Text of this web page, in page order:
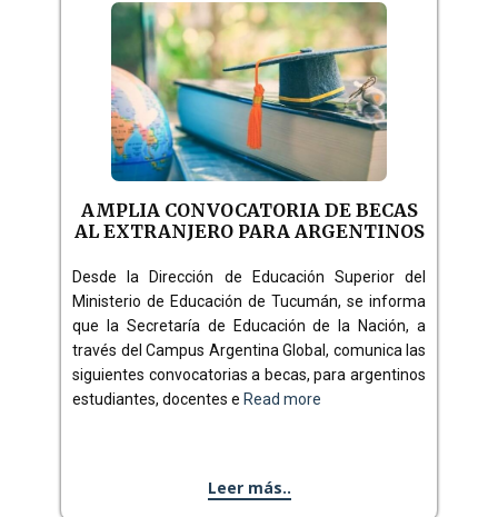
AMPLIA CONVOCATORIA DE BECAS
AL EXTRANJERO PARA ARGENTINOS
Desde la Dirección de Educación Superior del
Ministerio de Educación de Tucumán, se informa
que la Secretaría de Educación de la Nación, a
través del Campus Argentina Global, comunica las
siguientes convocatorias a becas, para argentinos
estudiantes, docentes e Read more
Leer más..